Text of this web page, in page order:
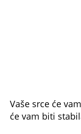
Vaše srce će
će vam biti